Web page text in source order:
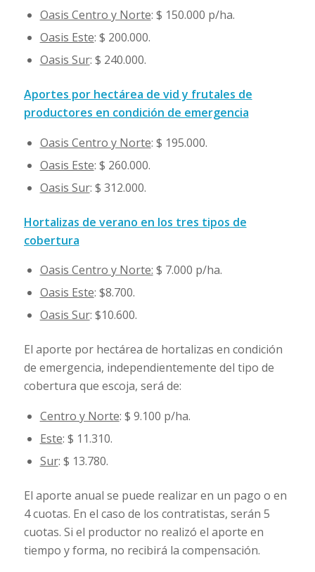
Oasis Centro y Norte: $ 150.000 p/ha.
Oasis Este: $ 200.000.
Oasis Sur: $ 240.000.
Aportes por hectárea de vid y frutales de
productores en condición de emergencia
Oasis Centro y Norte: $ 195.000.
Oasis Este: $ 260.000.
Oasis Sur: $ 312.000.
Hortalizas de verano en los tres tipos de
cobertura
Oasis Centro y Norte: $ 7.000 p/ha.
Oasis Este: $8.700.
Oasis Sur: $10.600.
El aporte por hectárea de hortalizas en condición
de emergencia, independientemente del tipo de
cobertura que escoja, será de:
Centro y Norte: $ 9.100 p/ha.
Este: $ 11.310.
Sur: $ 13.780.
El aporte anual se puede realizar en un pago o en
4 cuotas. En el caso de los contratistas, serán 5
cuotas. Si el productor no realizó el aporte en
tiempo y forma, no recibirá la compensación.